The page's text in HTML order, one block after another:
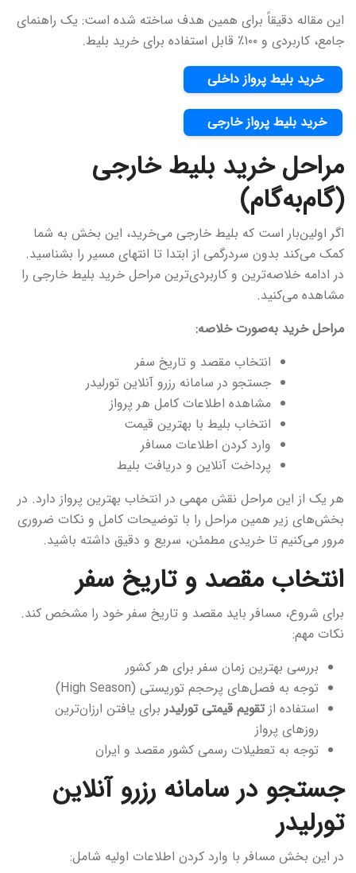
این مقاله دقیقاً برای همین هدف ساخته شده است: یک راهنمای
جامع، کاربردی و ۱۰۰٪ قابل استفاده برای خرید بلیط.
خرید بلیط پرواز داخلی
خرید بلیط پرواز خارجی
مراحل خرید بلیط خارجی
(گام‌به‌گام)
اگر اولین‌بار است که بلیط خارجی می‌خرید، این بخش به شما
کمک می‌کند بدون سردرگمی از ابتدا تا انتهای مسیر را بشناسید.
در ادامه خلاصه‌ترین و کاربردی‌ترین مراحل خرید بلیط خارجی را
مشاهده می‌کنید.
مراحل خرید به‌صورت خلاصه:
انتخاب مقصد و تاریخ سفر
جستجو در سامانه رزرو آنلاین تورلیدر
مشاهده اطلاعات کامل هر پرواز
انتخاب بلیط با بهترین قیمت
وارد کردن اطلاعات مسافر
پرداخت آنلاین و دریافت بلیط
هر یک از این مراحل نقش مهمی در انتخاب بهترین پرواز دارد. در
بخش‌های زیر همین مراحل را با توضیحات کامل و نکات ضروری
مرور می‌کنیم تا خریدی مطمئن، سریع و دقیق داشته باشید.
انتخاب مقصد و تاریخ سفر
برای شروع، مسافر باید مقصد و تاریخ سفر خود را مشخص کند.
نکات مهم:
بررسی بهترین زمان سفر برای هر کشور
توجه به فصل‌های پرحجم توریستی (High Season)
استفاده از تقویم قیمتی تورلیدر برای یافتن ارزان‌ترین
روزهای پرواز
توجه به تعطیلات رسمی کشور مقصد و ایران
جستجو در سامانه رزرو آنلاین
تورلیدر
در این بخش مسافر با وارد کردن اطلاعات اولیه شامل: